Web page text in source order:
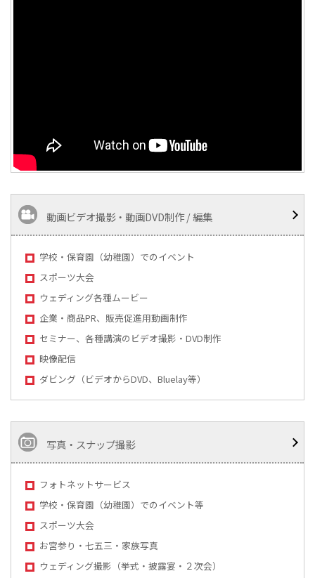
動画ビデオ撮影・動画DVD制作 / 編集
学校・保育園（幼稚園）でのイベント
スポーツ大会
ウェディング各種ムービー
企業・商品PR、販売促進用動画制作
セミナー、各種講演のビデオ撮影・DVD制作
映像配信
ダビング（ビデオからDVD、Bluelay等）
写真・スナップ撮影
フォトネットサービス
学校・保育園（幼稚園）でのイベント等
スポーツ大会
お宮参り・七五三・家族写真
ウェディング撮影（挙式・披露宴・２次会）